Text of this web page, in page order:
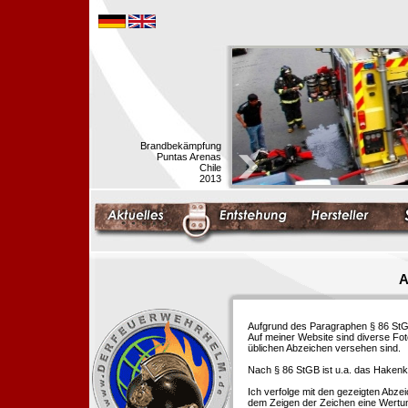
Brandbekämpfung
Puntas Arenas
Chile
2013
Aufgrund des Paragraphen § 86
Auf meiner Website sind diverse
üblichen Abzeichen versehen sind.
Nach § 86 StGB ist u.a. das
Ich verfolge mit den gezeigten
dem Zeigen der Zeichen eine